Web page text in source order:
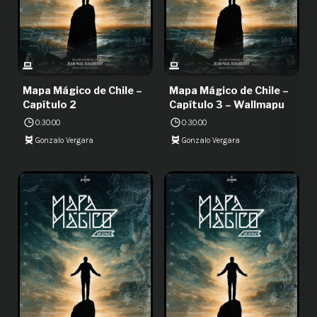
Mapa Mágico de Chile –
Capítulo 2
0:30:00
Gonzalo Vergara
Mapa Mágico de Chile –
Capítulo 3 – Wallmapu
0:30:00
Gonzalo Vergara